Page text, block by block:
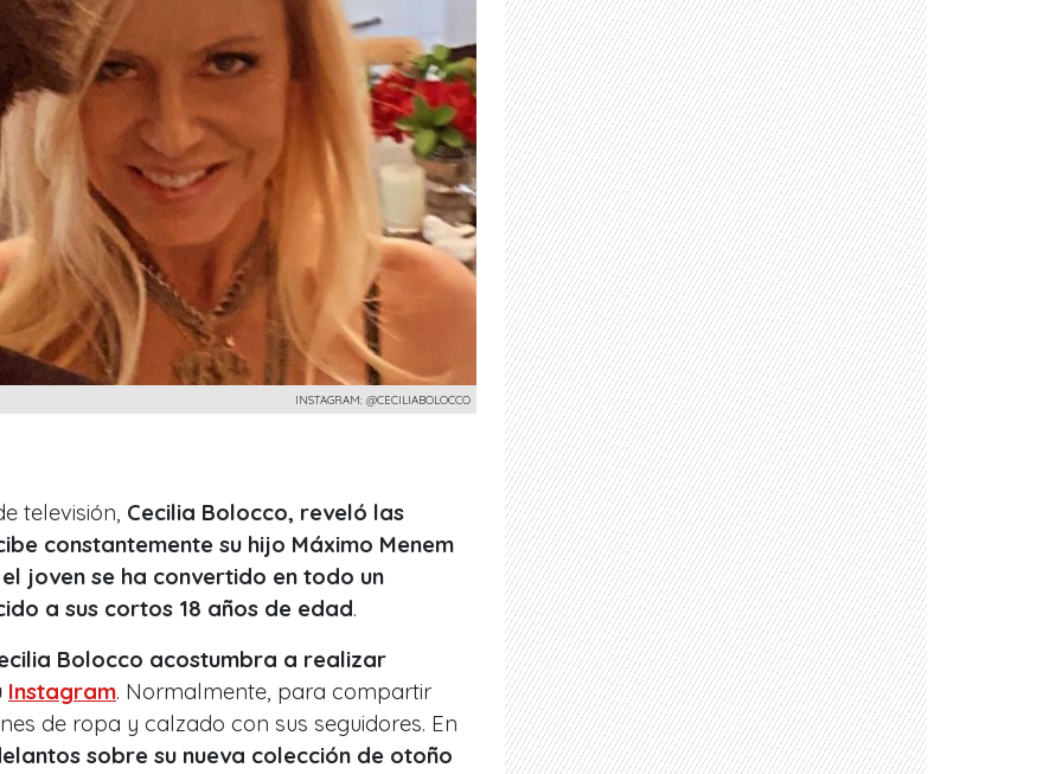
INSTAGRAM: @CECILIABOLOCCO
televisión, Cecilia Bolocco, reveló las
constantemente su hijo Máximo Menem
el joven se ha convertido en todo un
a sus cortos 18 años de edad.
Bolocco acostumbra a realizar
Instagram. Normalmente, para compartir
de ropa y calzado con sus seguidores. En
sobre su nueva colección de otoño